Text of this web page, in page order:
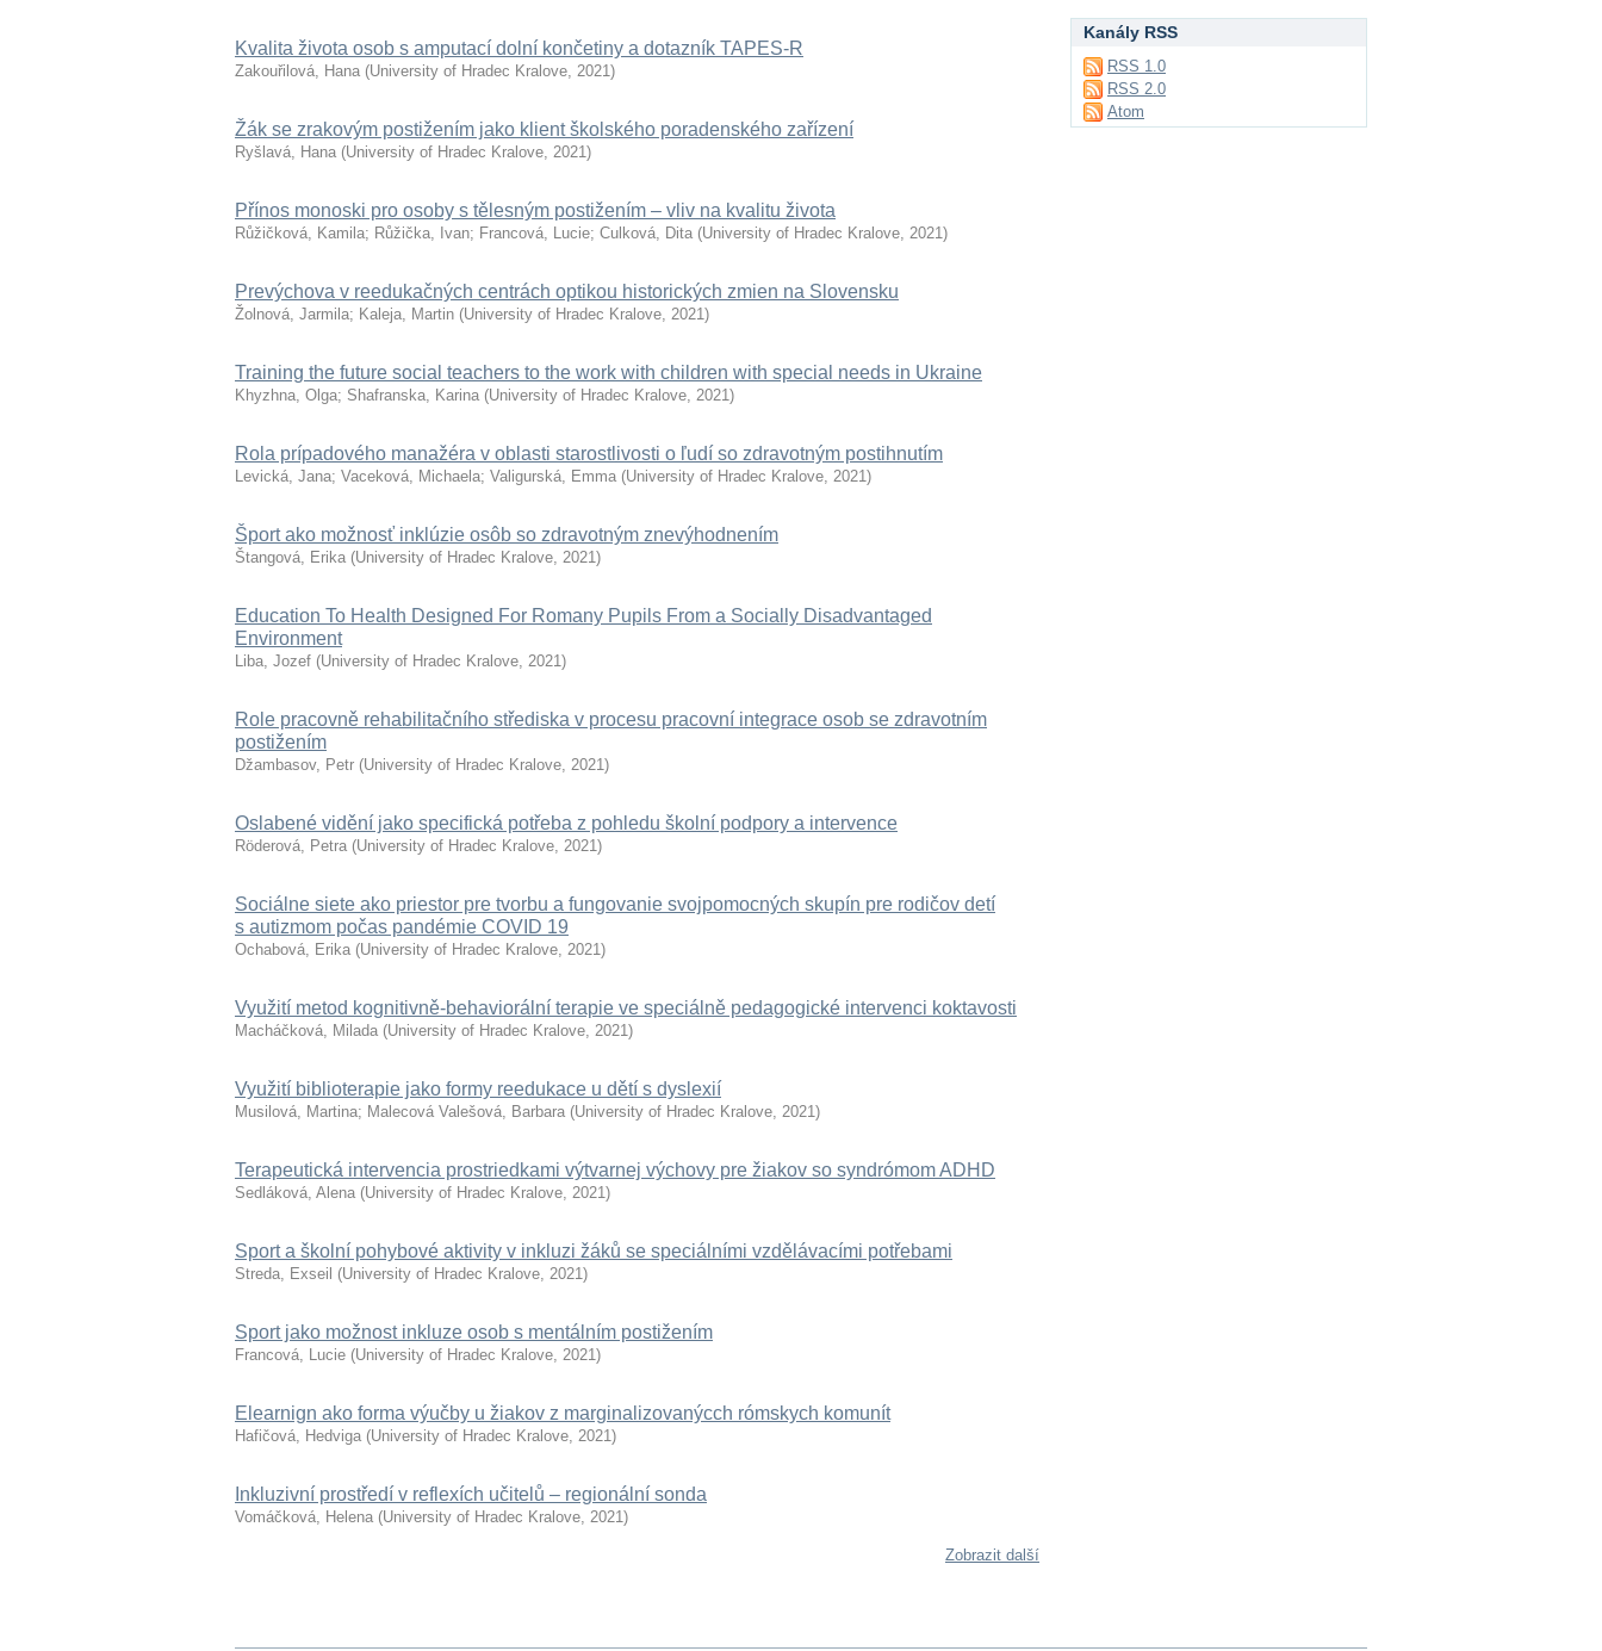
Kvalita života osob s amputací dolní končetiny a dotazník TAPES-R
Zakouřilová, Hana (University of Hradec Kralove, 2021)
Žák se zrakovým postižením jako klient školského poradenského zařízení
Ryšlavá, Hana (University of Hradec Kralove, 2021)
Přínos monoski pro osoby s tělesným postižením – vliv na kvalitu života
Růžičková, Kamila; Růžička, Ivan; Francová, Lucie; Culková, Dita (University of Hradec Kralove, 2021)
Prevýchova v reedukačných centrách optikou historických zmien na Slovensku
Žolnová, Jarmila; Kaleja, Martin (University of Hradec Kralove, 2021)
Training the future social teachers to the work with children with special needs in Ukraine
Khyzhna, Olga; Shafranska, Karina (University of Hradec Kralove, 2021)
Rola prípadového manažéra v oblasti starostlivosti o ľudí so zdravotným postihnutím
Levická, Jana; Vaceková, Michaela; Valigurská, Emma (University of Hradec Kralove, 2021)
Šport ako možnosť inklúzie osôb so zdravotným znevýhodnením
Štangová, Erika (University of Hradec Kralove, 2021)
Education To Health Designed For Romany Pupils From a Socially Disadvantaged
Environment
Liba, Jozef (University of Hradec Kralove, 2021)
Role pracovně rehabilitačního střediska v procesu pracovní integrace osob se zdravotním
postižením
Džambasov, Petr (University of Hradec Kralove, 2021)
Oslabené vidění jako specifická potřeba z pohledu školní podpory a intervence
Röderová, Petra (University of Hradec Kralove, 2021)
Sociálne siete ako priestor pre tvorbu a fungovanie svojpomocných skupín pre rodičov detí
s autizmom počas pandémie COVID 19
Ochabová, Erika (University of Hradec Kralove, 2021)
Využití metod kognitivně-behaviorální terapie ve speciálně pedagogické intervenci koktavosti
Macháčková, Milada (University of Hradec Kralove, 2021)
Využití biblioterapie jako formy reedukace u dětí s dyslexií
Musilová, Martina; Malecová Valešová, Barbara (University of Hradec Kralove, 2021)
Terapeutická intervencia prostriedkami výtvarnej výchovy pre žiakov so syndrómom ADHD
Sedláková, Alena (University of Hradec Kralove, 2021)
Sport a školní pohybové aktivity v inkluzi žáků se speciálními vzdělávacími potřebami
Streda, Exseil (University of Hradec Kralove, 2021)
Sport jako možnost inkluze osob s mentálním postižením
Francová, Lucie (University of Hradec Kralove, 2021)
Elearnign ako forma výučby u žiakov z marginalizovanýcch rómskych komunít
Hafičová, Hedviga (University of Hradec Kralove, 2021)
Inkluzivní prostředí v reflexích učitelů – regionální sonda
Vomáčková, Helena (University of Hradec Kralove, 2021)
Zobrazit další
Kanály RSS
RSS 1.0
RSS 2.0
Atom